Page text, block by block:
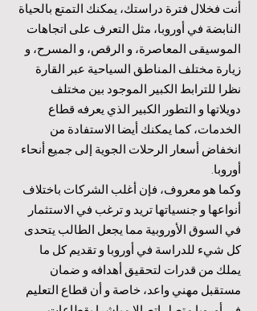
أنت فخلال فترة دراستك، يمكنك التمتع بالحياة
النابضة في أوروبا، مثل التعرف على اتجاهات
الموسيقى المعاصرة، و الرقص، و المسرح، و
زيارة مختلف المناطق السياحية عبر القارة
نظرا للترابط الكبير الموجود بين مختلف
دويلاتها و التطور الكبير الذي يعرفه قطاع
الخدمات، كما يمكنك أيضا الاستفادة من
انخفاض أسعار الرحلات الجوية إلى جميع أنحاء
أوروبا.
وكما هو معروف، فإن أغلب الشركات باختلاف
أنواعها و جنسياتها تريد و ترغب في الاستثمار
في السوق الأوروبية مما يجعل الطالب يتحدى
كل شيء للدراسة في أوروبا و تقديم كل ما
يملك من قدرات لتحقيق أهدافه و ضمان
مستقبل مهني واعد، خاصة و أن قطاع التعليم